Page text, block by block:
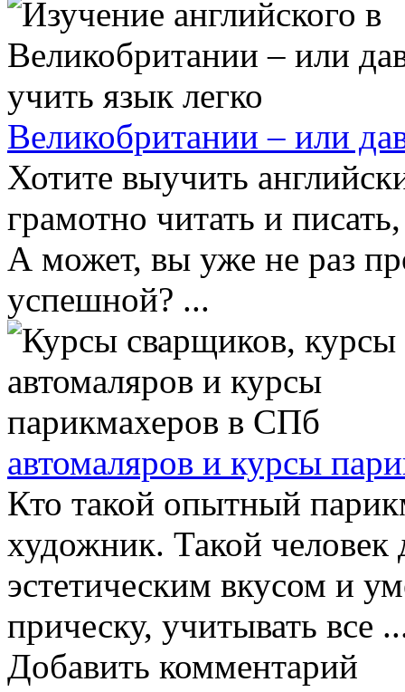
Великобритании – или
Хотите выучить
грамотно читать и
А может, вы уже не раз
успешной? ...
автомаляров и курсы
Кто такой опытный
художник. Такой
эстетическим вкусом и
прическу, учитывать все
Добавить комментарий